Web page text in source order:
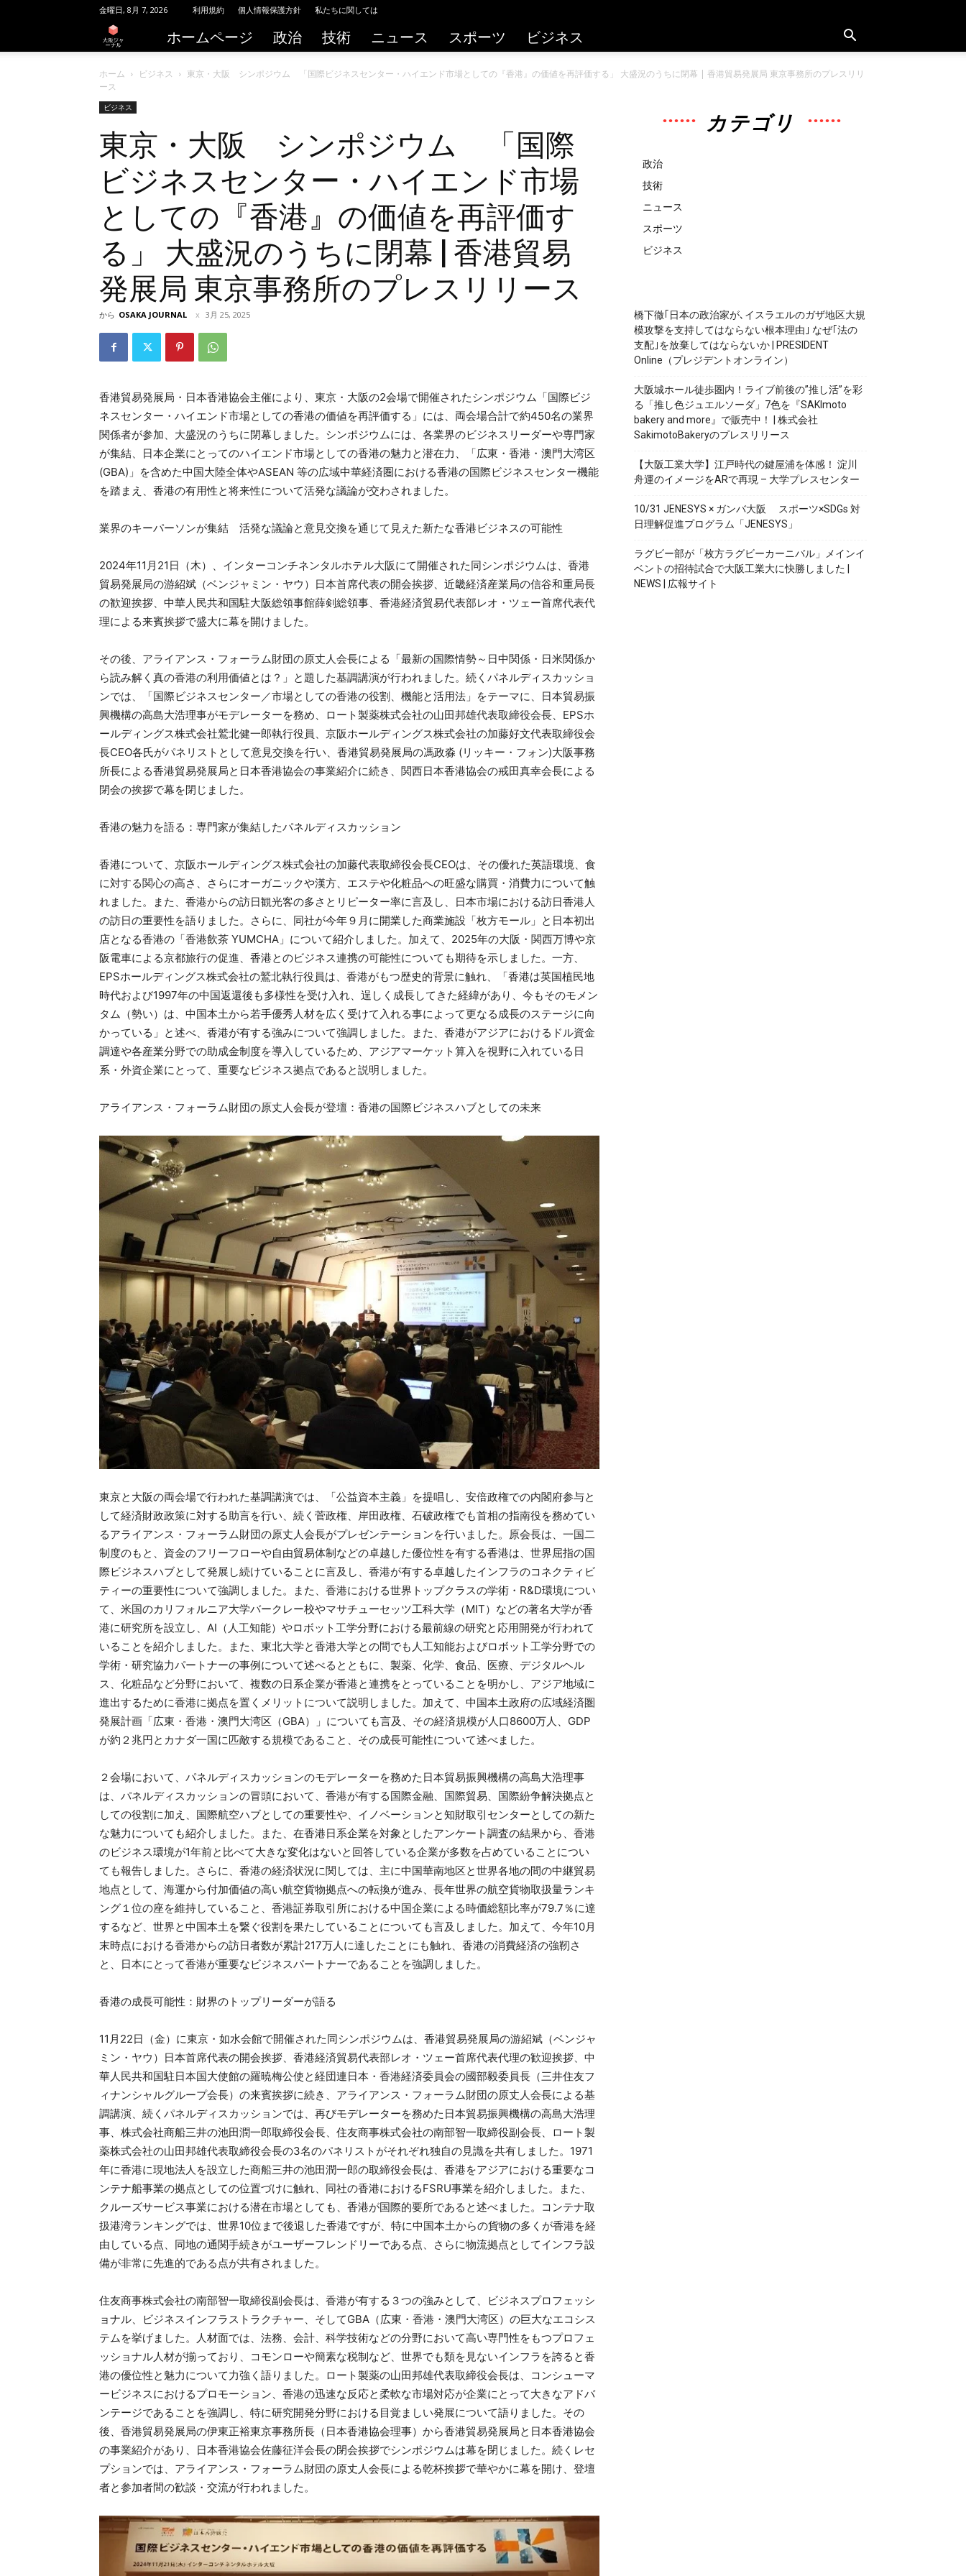
金曜日, 8月 7, 2026 利用規約 個人情報保護方針 私たちに関しては
ジ
ー
ナ
ホームページ 政治 技術 ニュース スポーツ ビジネス
ホーム ビジネス
東京・大阪 シンポジウム 「国際ビジネスセンター・ハイエンド市場としての『香港』の価値を再評価する」 大盛況のうちに閉幕 | 香港貿易発展局 東京事務所のプレスリリ
ース
ビジネス
東京・大阪 シンポジウム 「国際
ビジネスセンター・ハイエンド市場
としての『香港』の価値を再評価す
る」 大盛況のうちに閉幕 | 香港貿易
発展局 東京事務所のプレスリリース
から OSAKA JOURNAL 3月 25, 2025
香港貿易発展局・日本香港協会主催により、東京・大阪の2会場で開催されたシンポジウム「国際ビジ
ネスセンター・ハイエンド市場としての香港の価値を再評価する」には、両会場合計で約450名の業界
関係者が参加、大盛況のうちに閉幕しました。シンポジウムには、各業界のビジネスリーダーや専門家
が集結、日本企業にとってのハイエンド市場としての香港の魅力と潜在力、「広東・香港・澳門大湾区
(GBA)」を含めた中国大陸全体やASEAN 等の広域中華経済圏における香港の国際ビジネスセンター機能
を踏まえ、香港の有用性と将来性について活発な議論が交わされました。
業界のキーパーソンが集結 活発な議論と意見交換を通じて見えた新たな香港ビジネスの可能性
2024年11月21日（木）、インターコンチネンタルホテル大阪にて開催された同シンポジウムは、香港
貿易発展局の游紹斌（ベンジャミン・ヤウ）日本首席代表の開会挨拶、近畿経済産業局の信谷和重局長
の歓迎挨拶、中華人民共和国駐大阪総領事館薛剣総領事、香港経済貿易代表部レオ・ツェー首席代表代
理による来賓挨拶で盛大に幕を開けました。
その後、アライアンス・フォーラム財団の原丈人会長による「最新の国際情勢～日中関係・日米関係か
ら読み解く真の香港の利用価値とは？」と題した基調講演が行われました。続くパネルディスカッショ
ンでは、「国際ビジネスセンター／市場としての香港の役割、機能と活用法」をテーマに、日本貿易振
興機構の高島大浩理事がモデレーターを務め、ロート製薬株式会社の山田邦雄代表取締役会長、EPSホ
ールディングス株式会社鷲北健一郎執行役員、京阪ホールディングス株式会社の加藤好文代表取締役会
長CEO各氏がパネリストとして意見交換を行い、香港貿易発展局の馮政淼 (リッキー・フォン)大阪事務
所長による香港貿易発展局と日本香港協会の事業紹介に続き、関西日本香港協会の戒田真幸会長による
閉会の挨拶で幕を閉じました。
香港の魅力を語る：専門家が集結したパネルディスカッション
香港について、京阪ホールディングス株式会社の加藤代表取締役会長CEOは、その優れた英語環境、食
に対する関心の高さ、さらにオーガニックや漢方、エステや化粧品への旺盛な購買・消費力について触
れました。また、香港からの訪日観光客の多さとリピーター率に言及し、日本市場における訪日香港人
の訪日の重要性を語りました。さらに、同社が今年９月に開業した商業施設「枚方モール」と日本初出
店となる香港の「香港飲茶 YUMCHA」について紹介しました。加えて、2025年の大阪・関西万博や京
阪電車による京都旅行の促進、香港とのビジネス連携の可能性についても期待を示しました。一方、
EPSホールディングス株式会社の鷲北執行役員は、香港がもつ歴史的背景に触れ、「香港は英国植民地
時代および1997年の中国返還後も多様性を受け入れ、逞しく成長してきた経緯があり、今もそのモメン
タム（勢い）は、中国本土から若手優秀人材を広く受けて入れる事によって更なる成長のステージに向
かっている」と述べ、香港が有する強みについて強調しました。また、香港がアジアにおけるドル資金
調達や各産業分野での助成金制度を導入しているため、アジアマーケット算入を視野に入れている日
系・外資企業にとって、重要なビジネス拠点であると説明しました。
アライアンス・フォーラム財団の原丈人会長が登壇：香港の国際ビジネスハブとしての未来
東京と大阪の両会場で行われた基調講演では、「公益資本主義」を提唱し、安倍政権での内閣府参与と
して経済財政政策に対する助言を行い、続く菅政権、岸田政権、石破政権でも首相の指南役を務めてい
るアライアンス・フォーラム財団の原丈人会長がプレゼンテーションを行いました。原会長は、一国二
制度のもと、資金のフリーフローや自由貿易体制などの卓越した優位性を有する香港は、世界屈指の国
際ビジネスハブとして発展し続けていることに言及し、香港が有する卓越したインフラのコネクティビ
ティーの重要性について強調しました。また、香港における世界トップクラスの学術・R&D環境につい
て、米国のカリフォルニア大学バークレー校やマサチューセッツ工科大学（MIT）などの著名大学が香
港に研究所を設立し、AI（人工知能）やロボット工学分野における最前線の研究と応用開発が行われて
いることを紹介しました。また、東北大学と香港大学との間でも人工知能およびロボット工学分野での
学術・研究協力パートナーの事例について述べるとともに、製薬、化学、食品、医療、デジタルヘル
ス、化粧品など分野において、複数の日系企業が香港と連携をとっていることを明かし、アジア地域に
進出するために香港に拠点を置くメリットについて説明しました。加えて、中国本土政府の広域経済圏
発展計画「広東・香港・澳門大湾区（GBA）」についても言及、その経済規模が人口8600万人、GDP
が約２兆円とカナダ一国に匹敵する規模であること、その成長可能性について述べました。
２会場において、パネルディスカッションのモデレーターを務めた日本貿易振興機構の高島大浩理事
は、パネルディスカッションの冒頭において、香港が有する国際金融、国際貿易、国際紛争解決拠点と
しての役割に加え、国際航空ハブとしての重要性や、イノベーションと知財取引センターとしての新た
な魅力についても紹介しました。また、在香港日系企業を対象としたアンケート調査の結果から、香港
のビジネス環境が1年前と比べて大きな変化はないと回答している企業が多数を占めていることについ
ても報告しました。さらに、香港の経済状況に関しては、主に中国華南地区と世界各地の間の中継貿易
地点として、海運から付加価値の高い航空貨物拠点への転換が進み、長年世界の航空貨物取扱量ランキ
ング１位の座を維持していること、香港証券取引所における中国企業による時価総額比率が79.7％に達
するなど、世界と中国本土を繋ぐ役割を果たしていることについても言及しました。加えて、今年10月
末時点における香港からの訪日者数が累計217万人に達したことにも触れ、香港の消費経済の強靭さ
と、日本にとって香港が重要なビジネスパートナーであることを強調しました。
香港の成長可能性：財界のトップリーダーが語る
11月22日（金）に東京・如水会館で開催された同シンポジウムは、香港貿易発展局の游紹斌（ベンジャ
ミン・ヤウ）日本首席代表の開会挨拶、香港経済貿易代表部レオ・ツェー首席代表代理の歓迎挨拶、中
華人民共和国駐日本国大使館の羅暁梅公使と経団連日本・香港経済委員会の國部毅委員長（三井住友フ
ィナンシャルグループ会長）の来賓挨拶に続き、アライアンス・フォーラム財団の原丈人会長による基
調講演、続くパネルディスカッションでは、再びモデレーターを務めた日本貿易振興機構の高島大浩理
事、株式会社商船三井の池田潤一郎取締役会長、住友商事株式会社の南部智一取締役副会長、ロート製
薬株式会社の山田邦雄代表取締役会長の3名のパネリストがそれぞれ独自の見識を共有しました。1971
年に香港に現地法人を設立した商船三井の池田潤一郎の取締役会長は、香港をアジアにおける重要なコ
ンテナ船事業の拠点としての位置づけに触れ、同社の香港におけるFSRU事業を紹介しました。また、
クルーズサービス事業における潜在市場としても、香港が国際的要所であると述べました。コンテナ取
扱港湾ランキングでは、世界10位まで後退した香港ですが、特に中国本土からの貨物の多くが香港を経
由している点、同地の通関手続きがユーザーフレンドリーである点、さらに物流拠点としてインフラ設
備が非常に先進的である点が共有されました。
住友商事株式会社の南部智一取締役副会長は、香港が有する３つの強みとして、ビジネスプロフェッシ
ョナル、ビジネスインフラストラクチャー、そしてGBA（広東・香港・澳門大湾区）の巨大なエコシス
テムを挙げました。人材面では、法務、会計、科学技術などの分野において高い専門性をもつプロフェ
ッショナル人材が揃っており、コモンローや簡素な税制など、世界でも類を見ないインフラを誇ると香
港の優位性と魅力について力強く語りました。ロート製薬の山田邦雄代表取締役会長は、コンシューマ
ービジネスにおけるプロモーション、香港の迅速な反応と柔軟な市場対応が企業にとって大きなアドバ
ンテージであることを強調し、特に研究開発分野における目覚ましい発展について語りました。その
後、香港貿易発展局の伊東正裕東京事務所長（日本香港協会理事）から香港貿易発展局と日本香港協会
の事業紹介があり、日本香港協会佐藤征洋会長の閉会挨拶でシンポジウムは幕を閉じました。続くレセ
プションでは、アライアンス・フォーラム財団の原丈人会長による乾杯挨拶で華やかに幕を開け、登壇
者と参加者間の歓談・交流が行われました。
カテゴリ
政治
技術
ニュース
スポーツ
ビジネス
橋下徹｢日本の政治家が､イスラエルのガザ地区大規
模攻撃を支持してはならない根本理由｣ なぜ｢法の
支配｣を放棄してはならないか | PRESIDENT
Online（プレジデントオンライン）
大阪城ホール徒歩圏内！ライブ前後の”推し活”を彩
る「推し色ジュエルソーダ」7色を『SAKImoto
bakery and more』で販売中！ | 株式会社
SakimotoBakeryのプレスリリース
【大阪工業大学】江戸時代の鍵屋浦を体感！ 淀川
舟運のイメージをARで再現 – 大学プレスセンター
10/31 JENESYS × ガンバ大阪 スポーツ×SDGs 対
日理解促進プログラム「JENESYS」
ラグビー部が「枚方ラグビーカーニバル」メインイ
ベントの招待試合で大阪工業大に快勝しました |
NEWS | 広報サイト